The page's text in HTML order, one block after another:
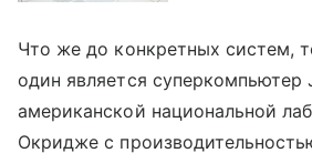
Что же до конкретных систем,
один является суперкомпьютер
американской национальной
Окридже с